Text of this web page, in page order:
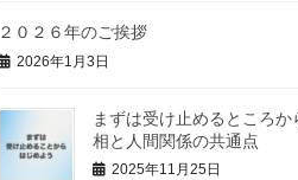
２０２６年のご挨拶
2026年1月3日
まずは受け止めるところか
相と人間関係の共通点
2025年11月25日